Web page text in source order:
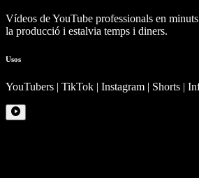
Vídeos de YouTube professionals en
la producció i estalvia temps i diners.
Usos
YouTubers | TikTok | Instagram | Shorts |